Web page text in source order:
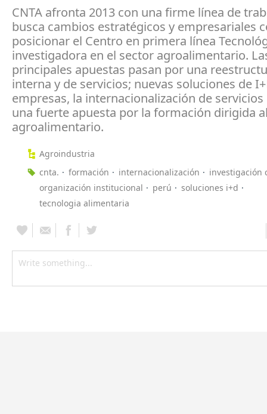
CNTA afronta 2013 con una firme línea de
busca cambios estratégicos y empresariales
posicionar el Centro en primera línea
investigadora en el sector agroalimentario.
principales apuestas pasan por una
interna y de servicios; nuevas soluciones de
empresas, la internacionalización de servicios
una fuerte apuesta por la formación dirigida
agroalimentario.
Agroindustria
cnta.
formación internacionalización
investigación
organización institucional
perú
soluciones i+d
tecnologia alimentaria